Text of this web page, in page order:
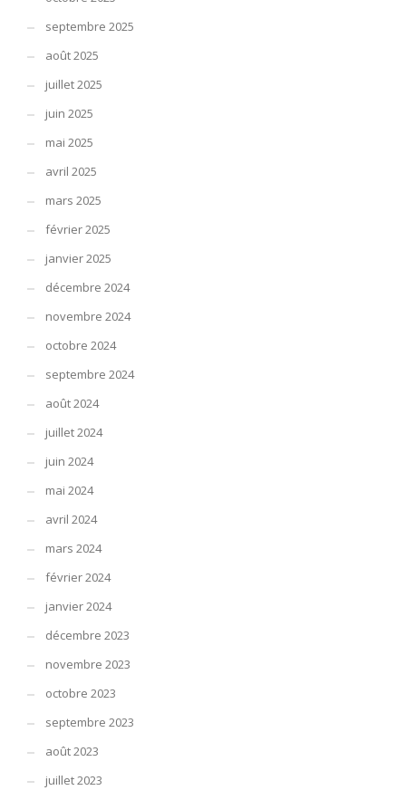
septembre 2025
août 2025
juillet 2025
juin 2025
mai 2025
avril 2025
mars 2025
février 2025
janvier 2025
décembre 2024
novembre 2024
octobre 2024
septembre 2024
août 2024
juillet 2024
juin 2024
mai 2024
avril 2024
mars 2024
février 2024
janvier 2024
décembre 2023
novembre 2023
octobre 2023
septembre 2023
août 2023
juillet 2023